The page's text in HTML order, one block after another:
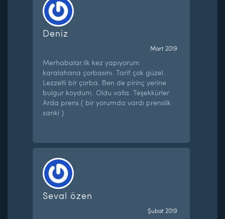
Deniz
Mart 2019
Merhabalar.ilk kez yapıyorum
karalahana çorbasını. Tarif çok güzel.
Lezzetli bir çorba. Ben de pirinç yerine
bulgur koydum. Oldu valla. Teşekkürler
Arda prens ( bir yorumda vardı prenslik
sanki )
Seval özen
Şubat 2019